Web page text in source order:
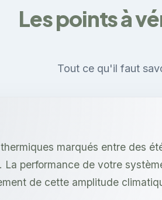
Les points à
Tout ce qu'il faut
marqués entre des
La performance de votre
de cette amplitude